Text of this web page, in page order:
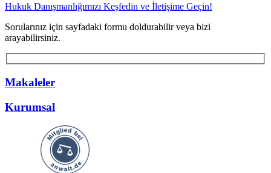
Hukuk Danışmanlığımızı Keşfedin ve İletişime Geçin!
Sorularınız için sayfadaki formu doldurabilir veya bizi
arayabilirsiniz.
Makaleler
Kurumsal